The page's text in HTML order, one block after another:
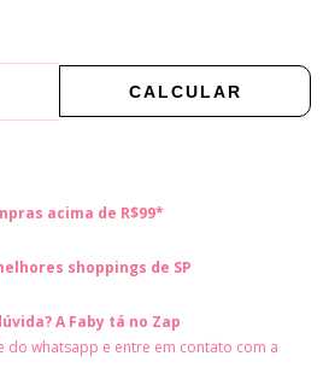
CALCULAR
acima de R$99*
shoppings de SP
A Faby tá no Zap
do whatsapp e entre em contato com a